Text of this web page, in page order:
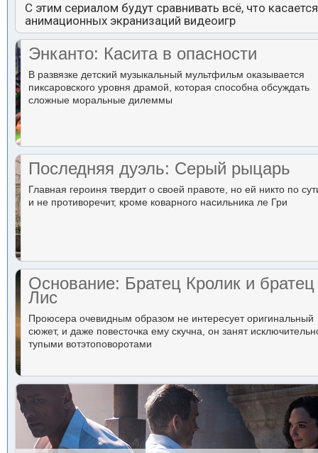
С этим сериалом будут сравнивать всё, что касается
анимационных экранизаций видеоигр
Энканто: Касита в опасности
В развязке детский музыкальный мультфильм оказывается
пиксаровского уровня драмой, которая способна обсуждать
сложные моральные дилеммы
Последняя дуэль: Серый рыцарь
Главная героиня твердит о своей правоте, но ей никто по
и не противоречит, кроме коварного насильника ле Гри
Основание: Братец Кролик и братец
Лис
Проюсера очевидным образом не интересует оригинальный
сюжет, и даже повесточка ему скучна, он занят
тупыми вотэтоповоротами